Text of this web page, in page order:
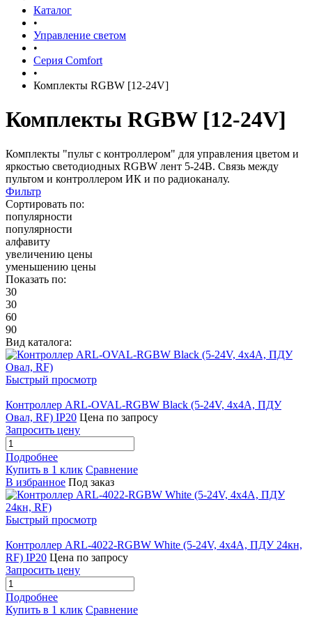
Каталог
•
Управление светом
•
Серия Comfort
•
Комплекты RGBW [12-24V]
Комплекты RGBW [12-24V]
Комплекты "пульт с контроллером" для управления цветом и
яркостью светодиодных RGBW лент 5-24В. Связь между
пультом и контроллером ИК и по радиоканалу.
Фильтр
Сортировать по:
популярности
популярности
алфавиту
увеличению цены
уменьшению цены
Показать по:
30
30
60
90
Вид каталога:
Быстрый просмотр
Контроллер ARL-OVAL-RGBW Black (5-24V, 4x4A, ПДУ
Овал, RF) IP20 Цена по запросу
Запросить цену
Подробнее
Купить в 1 клик Сравнение
В избранное Под заказ
Быстрый просмотр
Контроллер ARL-4022-RGBW White (5-24V, 4x4A, ПДУ 24кн,
RF) IP20 Цена по запросу
Запросить цену
Подробнее
Купить в 1 клик Сравнение